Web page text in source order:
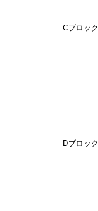
Cブロック
Dブロック